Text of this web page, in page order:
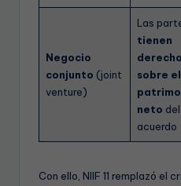
Negocio
conjunto (joint
venture)
Las
tienen
sobre el
neto del
acuerdo
Con ello, NIIF 11 remplazó el